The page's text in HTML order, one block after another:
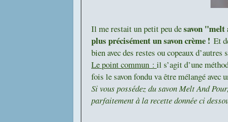
Il me restait un petit peu desavon
plus précisément un savon crème ! Et
bien avec des restes ou copeaux d’autres
Le point commun : il s’agit d’une
fois le savon fondu va être mélangé avec
Si vous possédez du savon Melt And
parfaitement à la recette donnée ci